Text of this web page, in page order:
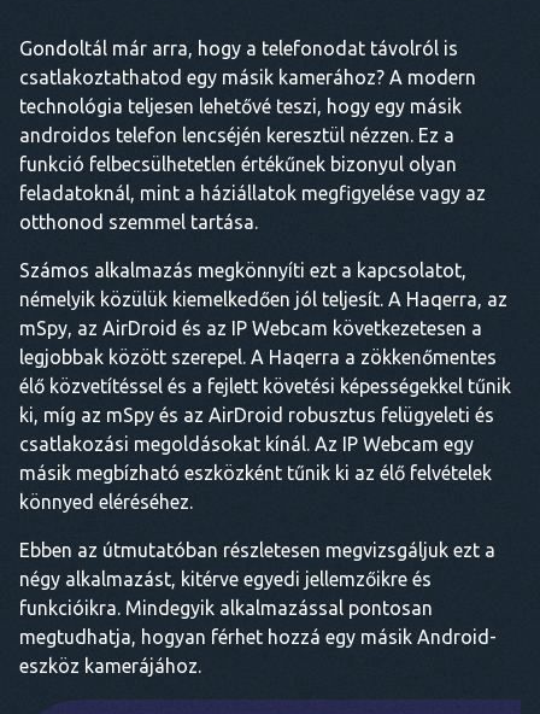
Gondoltál már arra, hogy a telefonodat távolról is
csatlakoztathatod egy másik kamerához? A modern
technológia teljesen lehetővé teszi, hogy egy másik
androidos telefon lencséjén keresztül nézzen. Ez a
funkció felbecsülhetetlen értékűnek bizonyul olyan
feladatoknál, mint a háziállatok megfigyelése vagy az
otthonod szemmel tartása.
Számos alkalmazás megkönnyíti ezt a kapcsolatot,
némelyik közülük kiemelkedően jól teljesít. A Haqerra, az
mSpy, az AirDroid és az IP Webcam következetesen a
legjobbak között szerepel. A Haqerra a zökkenőmentes
élő közvetítéssel és a fejlett követési képességekkel tűnik
ki, míg az mSpy és az AirDroid robusztus felügyeleti és
csatlakozási megoldásokat kínál. Az IP Webcam egy
másik megbízható eszközként tűnik ki az élő felvételek
könnyed eléréséhez.
Ebben az útmutatóban részletesen megvizsgáljuk ezt a
négy alkalmazást, kitérve egyedi jellemzőikre és
funkcióikra. Mindegyik alkalmazással pontosan
megtudhatja, hogyan férhet hozzá egy másik Android-
eszköz kamerájához.